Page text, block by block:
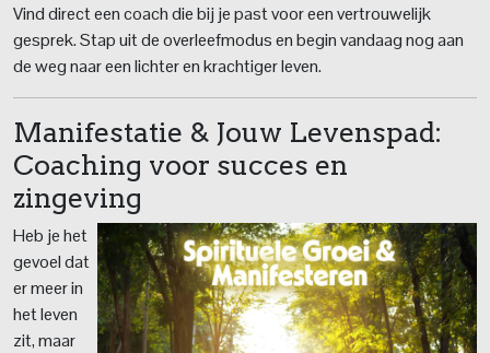
Vind direct een coach die bij je past voor een vertrouwelijk
gesprek. Stap uit de overleefmodus en begin vandaag nog aan
de weg naar een lichter en krachtiger leven.
Manifestatie & Jouw Levenspad:
Coaching voor succes en
zingeving
Heb je het
gevoel dat
er meer in
het leven
zit, maar